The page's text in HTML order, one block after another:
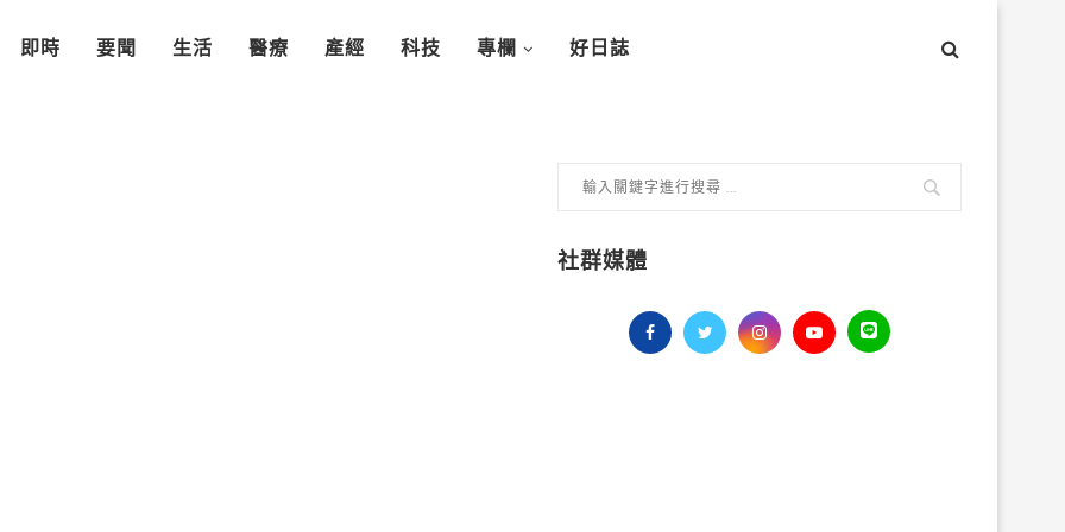
即時 要聞 生活 醫療 產經 科技 專欄 好日誌
社群媒體